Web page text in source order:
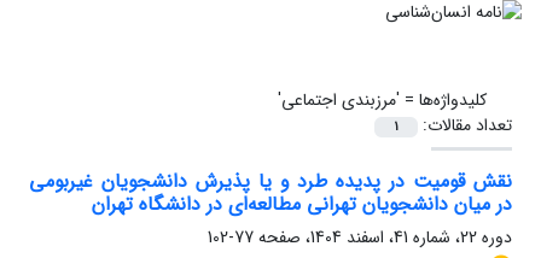
کلیدواژه‌ها = 'مرزبندی اجتماعی'
تعداد مقالات:
1
نقش قومیت در پدیده طرد و یا پذیرش دانشجویان غیربومی
در میان دانشجویان تهرانی مطالعه‌ای در دانشگاه تهران
دوره 22، شماره 41، اسفند 1404، صفحه
77-102